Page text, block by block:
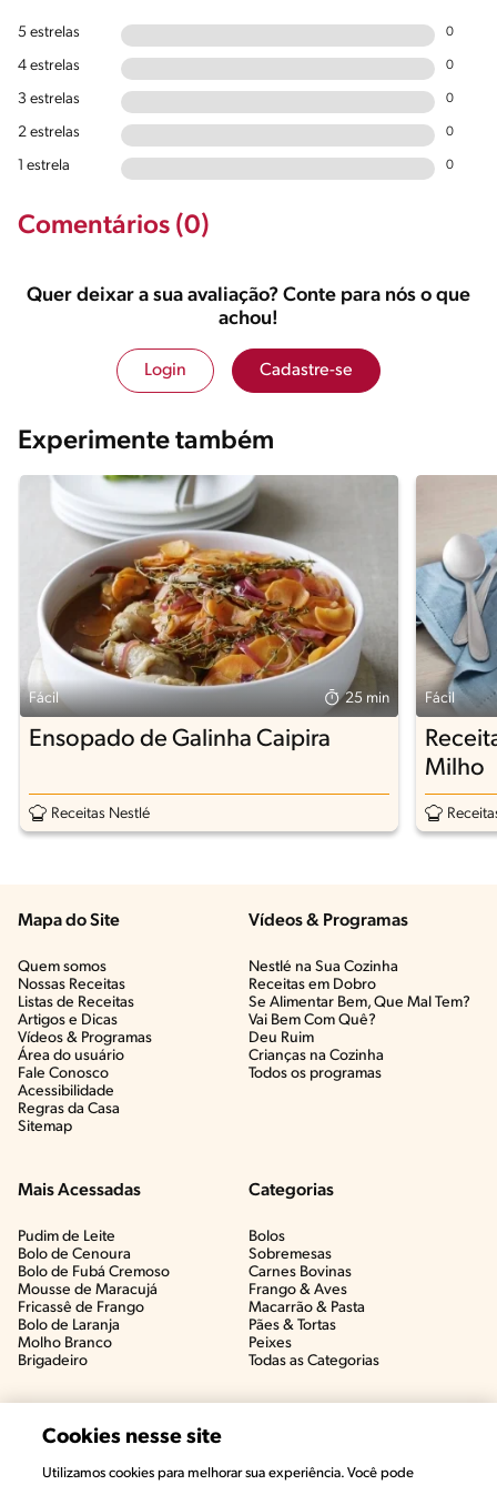
5 estrelas 0
4 estrelas 0
3 estrelas 0
2 estrelas 0
1 estrela 0
Comentários (0)
Quer deixar a sua avaliação? Conte para nós o que
achou!
Login Cadastre-se
Experimente também
Fácil 25 min
Ensopado de Galinha Caipira
Receitas Nestlé
Fácil
Milho
Mapa do Site
Quem somos
Nossas Receitas
Listas de Receitas​
Artigos e Dicas​
Vídeos & Programas​
Área do usuário
Fale Conosco
Acessibilidade
Regras da Casa
Sitemap
Vídeos & Programas​
Nestlé na Sua Cozinha
Receitas em Dobro
Se Alimentar Bem, Que Mal Tem?​
Vai Bem Com Quê?​
Deu Ruim​
Crianças na Cozinha​
Todos os programas
Mais Acessadas
Pudim de Leite
Bolo de Cenoura
Bolo de Fubá Cremoso
Mousse de Maracujá
Fricassê de Frango
Bolo de Laranja
Molho Branco
Brigadeiro
Categorias
Bolos
Sobremesas
Carnes Bovinas​
Frango & Aves​
Macarrão & Pasta​
Pães & Tortas​
Peixes
Todas as Categorias
Cookies nesse site
Utilizamos cookies para melhorar sua experiência. Você pode